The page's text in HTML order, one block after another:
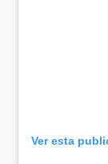
Ver esta